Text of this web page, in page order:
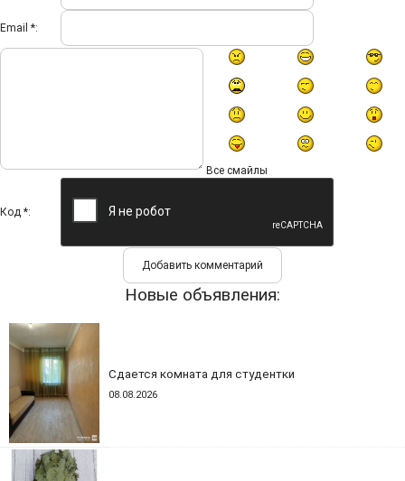
Email *:
Все смайлы
Код *:
Новые объявления:
Сдается комната для студентки
08.08.2026